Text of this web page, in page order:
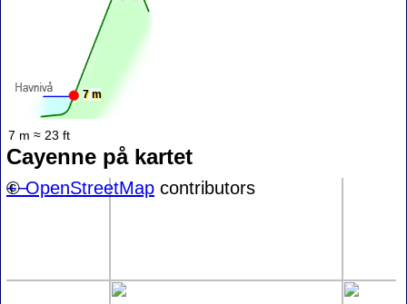
7 m
7 m ≈ 23 ft
Cayenne på kartet
+−
©OpenStreetMap contributors